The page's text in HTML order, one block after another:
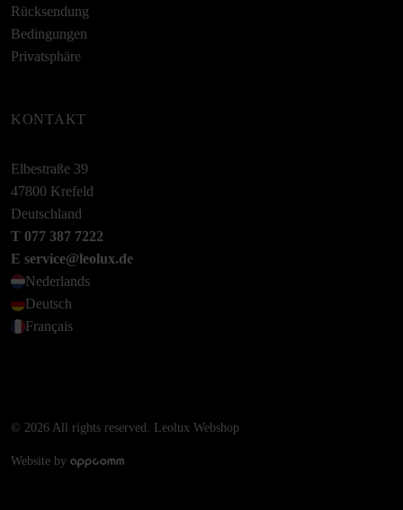
Rücksendung
Bedingungen
Privatsphäre
KONTAKT
Elbestraße 39
47800 Krefeld
Deutschland
T 077 387 7222
E service@leolux.de
Nederlands
Deutsch
Français
© 2026 All rights reserved. Leolux Webshop
Website by